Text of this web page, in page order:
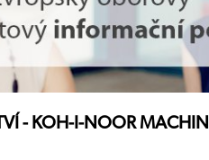
- KOH-I-NOOR